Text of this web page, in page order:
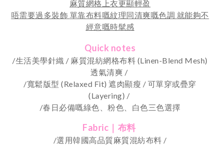
麻質網格上衣更顯輕盈
唔需要過多裝飾 單靠布料嘅紋理同清爽嘅色調 就能夠不
經意嘅時髦感
Quick notes
/生活美學針織 / 麻質混紡網格布料 (Linen-Blend Mesh)
透氣清爽 /
/寬鬆版型 (Relaxed Fit) 遮肉顯瘦 / 可單穿或疊穿
(Layering) /
/春日必備嘅綠色、粉色、白色三色選擇
Fabric｜布料
/選用韓國高品質麻質混紡布料 /